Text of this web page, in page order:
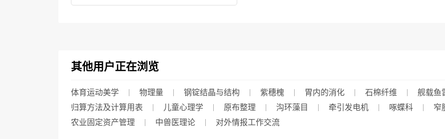
其他用户正在浏览
体育运动美学 物理量 钢锭结晶与结构 紫穗槐 胃内的消化 石棉纤维 舰载鱼
归算方法及计算用表
儿童心理学 原布整理 沟环藻目 牵引发电机 啄蝶科 窄
农业固定资产管理
中兽医理论 对外情报工作交流